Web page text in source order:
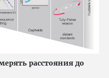
расстояния до